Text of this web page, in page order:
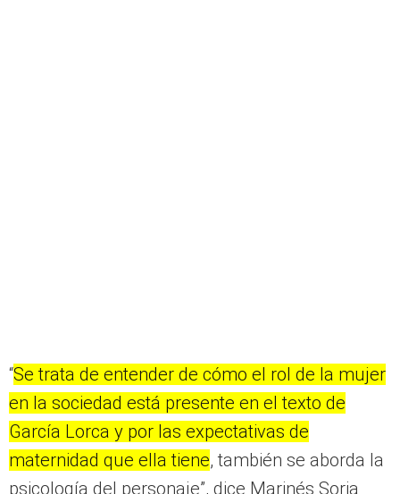
“Se trata de entender de cómo el rol de la mujer
en la sociedad está presente en el texto de
García Lorca y por las expectativas de
maternidad que ella tiene, también se aborda la
psicología del personaje”, dice Marinés Soria